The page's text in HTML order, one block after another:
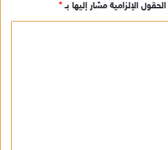
الحقول الإلزامية مشار إليها بـ*